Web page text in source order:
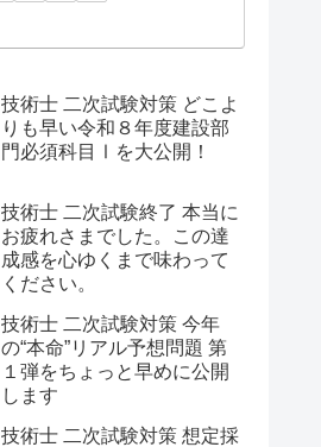
技術士 二次試験対策 どこよ
りも早い令和８年度建設部
門必須科目Ⅰを大公開！
技術士 二次試験終了 本当に
お疲れさまでした。この達
成感を心ゆくまで味わって
ください。
技術士 二次試験対策 今年
の“本命”リアル予想問題 第
１弾をちょっと早めに公開
します
技術士 二次試験対策 想定採